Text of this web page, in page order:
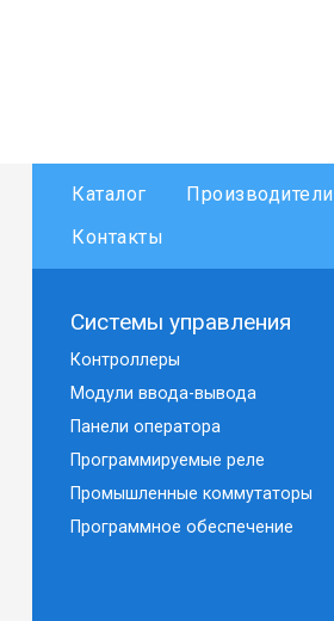
Каталог Производители
Контакты
Системы управления
Контроллеры
Модули ввода-вывода
Панели оператора
Программируемые реле
Промышленные коммутаторы
Программное обеспечение